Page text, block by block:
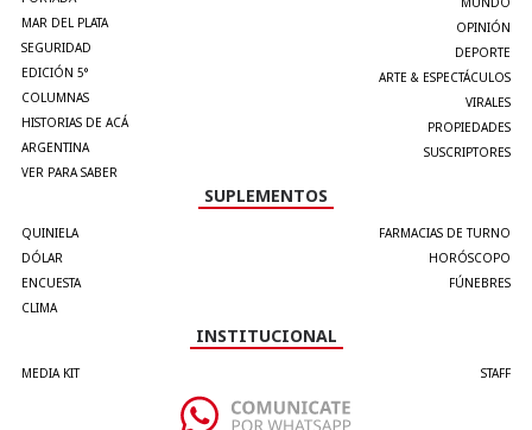
MAR DEL PLATA
SEGURIDAD
EDICIÓN 5°
COLUMNAS
HISTORIAS DE ACÁ
ARGENTINA
VER PARA SABER
OPINIÓN
DEPORTE
ARTE & ESPECTÁCULOS
VIRALES
PROPIEDADES
SUSCRIPTORES
SUPLEMENTOS
QUINIELA
DÓLAR
ENCUESTA
CLIMA
FARMACIAS DE TURNO
HORÓSCOPO
FÚNEBRES
INSTITUCIONAL
MEDIA KIT STAFF